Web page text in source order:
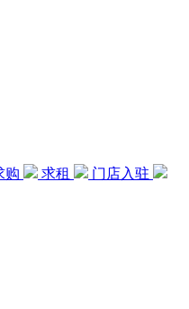
购 求租
门店入驻